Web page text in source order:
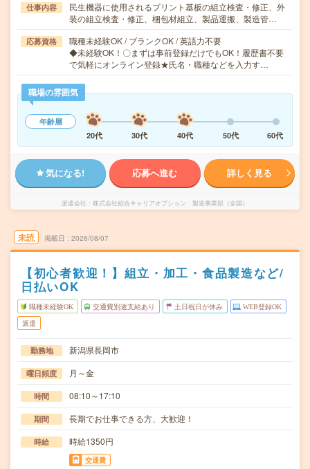
仕事内容
民生機器に使用されるプリント基板の組立検査・修正、外
装の組立検査・修正、梱包材組立、製品運搬、製造管…
応募資格
職種未経験OK / ブランクOK / 英語力不要
◆未経験OK！〇まずは事前登録だけでもOK！履歴書不要
で気軽にオンライン登録★氏名・職種などを入力す…
職場の雰囲気
年齢層
20代
30代 40代 50代 60代
気になる! 応募へ進む 詳しく見る
派遣会社 株式会社綜合キャリアオプション 製造事業部（全国）
未読 掲載日 2026/08/07
【初心者歓迎！】組立・加工・食品製造など/
日払いOK
職種未経験OK 交通費別途支給あり 土日祝日が休み WEB登録OK
派遣
勤務地 新潟県長岡市
曜日頻度 月～金
時間 08:10～17:10
期間 長期でお仕事できる方、大歓迎！
時給 時給1350円
交通費